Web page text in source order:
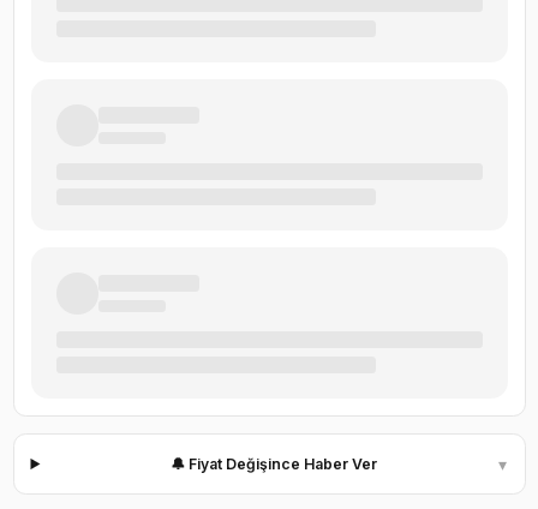
🔔 Fiyat Değişince Haber Ver ▾